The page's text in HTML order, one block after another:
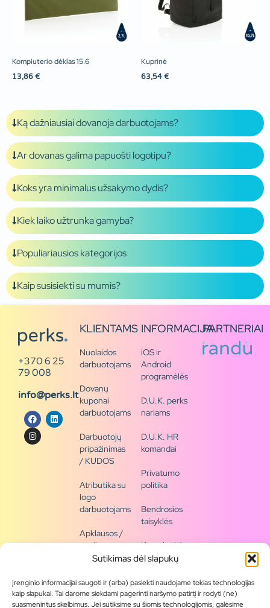
Sutikimas dėl slapukų
Įrenginio informacijai saugoti ir (arba) pasiekti naudojame tokias technologijas
kaip slapukai. Tai darome siekdami pagerinti naršymo patirtį ir rodyti (ne)
suasmenintus skelbimus. Jei sutiksime su šiomis technologijomis, galėsime
Kompiuterio dėklas 15.6
13,86 €
Kuprinė
63,54 €
Ką dažniausiai dovanoja darbuotojams?
Ar dovanas galima papuošti logotipu?
Koks yra minimalus užsakymo dydis?
Kiek laiko užtrunka gamyba?
Populiariausios kategorijos
Kaip susisiekti su mumis?
+370 6 25
79 008
info@perks.lt
KLIENTAMS
Nuolaidos
darbuotojams
Dovanų
kuponai
darbuotojams
Darbuotojų
pripažinimas
/ KUDOS
Atributika su
logo
darbuotojams
Apklausos /
naujienų
siena
Tapkite
partneriu
INFORMACIJA
iOS ir
Android
programėlės
D.U.K. perks
nariams
D.U.K. HR
komandai
Privatumo
politika
Bendrosios
taisyklės
Kontaktai /
rekvizitai
PARTNERIAI